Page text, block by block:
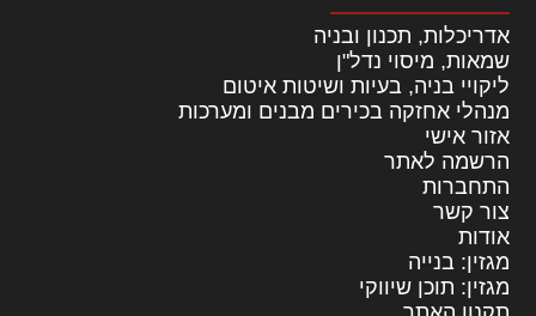
אדריכלות, תכנון ובניה
שמאות, מיסוי נדל"ן
ליקויי בניה, בעיות ושיטות איטום
מנהלי אחזקה בכירים מבנים ומערכות
אזור אישי
הרשמה לאתר
התחברות
צור קשר
אודות
מגזין: בנייה
מגזין: תוכן שיווקי